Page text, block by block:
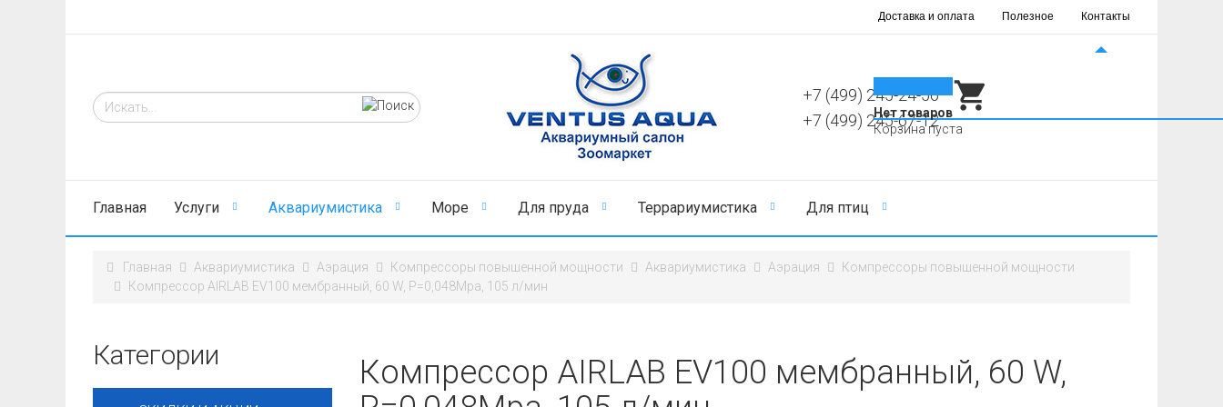
Доставка и оплата Полезное Контакты
+7 (499) 245-24-56
+7 (499) 245-67-12
0
Нет товаров
Корзина пуста
Главная Услуги Аквариумистика Море Для пруда Террариумистика Для птиц
Главная Аквариумистика Аэрация Компрессоры повышенной мощности Аквариумистика Аэрация
Компрессоры повышенной мощности
Компрессор AIRLAB EV100 мембранный, 60 W, Р=0,048Mpa, 105 л/мин
Компрессор AIRLAB EV100 мембранный, 60 W,
Категории